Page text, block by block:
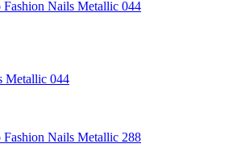
Metallic 044